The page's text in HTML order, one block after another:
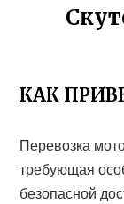
КАК
Перевозка
требующая
безопасной